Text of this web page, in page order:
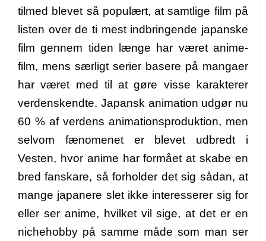
tilmed blevet så populært, at samtlige film på
listen over de ti mest indbringende japanske
film gennem tiden længe har været anime-
film, mens særligt serier basere på mangaer
har været med til at gøre visse karakterer
verdenskendte. Japansk animation udgør nu
60 % af verdens animationsproduktion, men
selvom fænomenet er blevet udbredt i
Vesten, hvor anime har formået at skabe en
bred fanskare, så forholder det sig sådan, at
mange japanere slet ikke interesserer sig for
eller ser anime, hvilket vil sige, at det er en
nichehobby på samme måde som man ser